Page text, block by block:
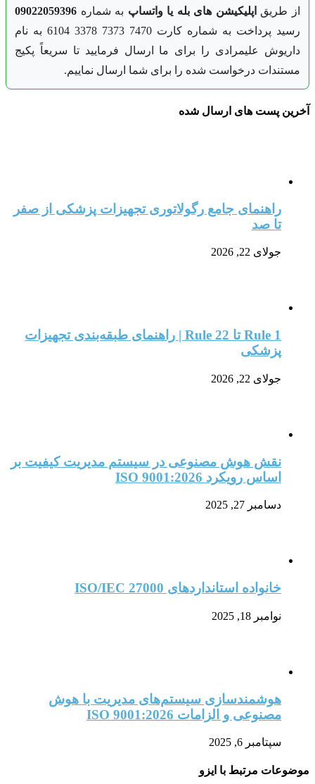
از طریق اپلیکیشن های بله یا واتساپ به شماره 09022059396
رسید پرداخت به شماره کارت 7470 7373 3378 6104 به نام
داریوش علیمرادی را برای ما ارسال فرمایید تا سریعاً پکیج
مستندات درخواست شده را برای شما ارسال نماییم.
آخرین پست های ارسال شده
راهنمای جامع رگولاتوری تجهیزات پزشکی از صفر
تا صد
جولای 22, 2026
Rule 1 تا Rule 22 | راهنمای طبقه‌بندی تجهیزات
پزشکی
جولای 22, 2026
نقش هوش مصنوعی در سیستم مدیریت کیفیت بر
اساس رویکرد ISO 9001:2026
دسامبر 27, 2025
خانواده استانداردهای ISO/IEC 27000
نوامبر 18, 2025
هوشمندسازی سیستم‌های مدیریت با هوش
مصنوعی و الزامات ISO 9001:2026
سپتامبر 6, 2025
موضوعات مرتبط با ایزو